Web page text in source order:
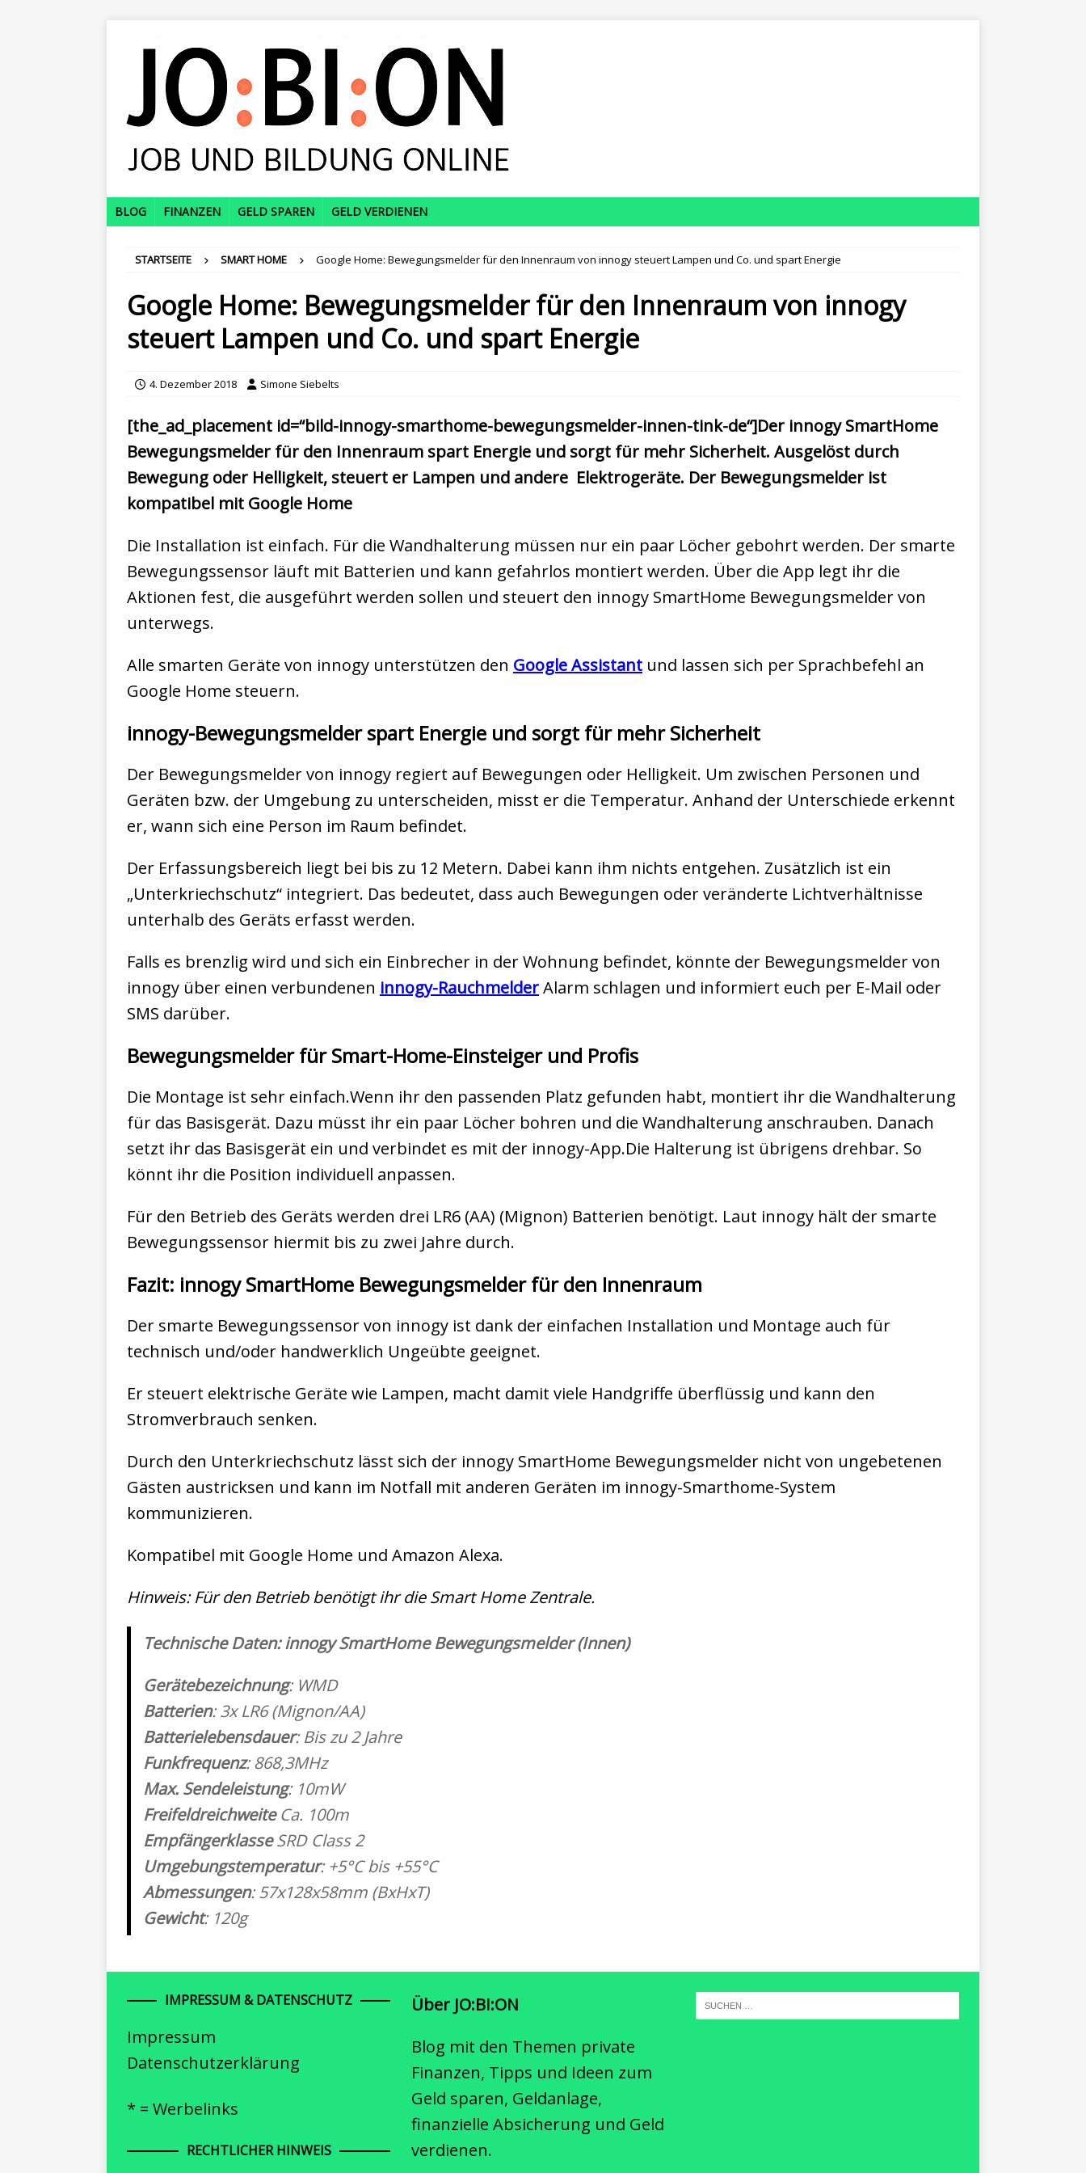
BLOG FINANZEN GELD SPAREN GELD VERDIENEN
STARTSEITE SMART HOME Google Home: Bewegungsmelder für den Innenraum von innogy steuert Lampen und Co. und spart Energie
Google Home: Bewegungsmelder für den Innenraum von innogy
steuert Lampen und Co. und spart Energie
4. Dezember 2018 Simone Siebelts
[the_ad_placement id=“bild-innogy-smarthome-bewegungsmelder-innen-tink-de“]Der innogy SmartHome
Bewegungsmelder für den Innenraum spart Energie und sorgt für mehr Sicherheit. Ausgelöst durch
Bewegung oder Helligkeit, steuert er Lampen und andere Elektrogeräte. Der Bewegungsmelder ist
kompatibel mit Google Home
Die Installation ist einfach. Für die Wandhalterung müssen nur ein paar Löcher gebohrt werden. Der smarte
Bewegungssensor läuft mit Batterien und kann gefahrlos montiert werden. Über die App legt ihr die
Aktionen fest, die ausgeführt werden sollen und steuert den innogy SmartHome Bewegungsmelder von
unterwegs.
Alle smarten Geräte von innogy unterstützen den Google Assistant und lassen sich per Sprachbefehl an
Google Home steuern.
innogy-Bewegungsmelder spart Energie und sorgt für mehr Sicherheit
Der Bewegungsmelder von innogy regiert auf Bewegungen oder Helligkeit. Um zwischen Personen und
Geräten bzw. der Umgebung zu unterscheiden, misst er die Temperatur. Anhand der Unterschiede erkennt
er, wann sich eine Person im Raum befindet.
Der Erfassungsbereich liegt bei bis zu 12 Metern. Dabei kann ihm nichts entgehen. Zusätzlich ist ein
„Unterkriechschutz“ integriert. Das bedeutet, dass auch Bewegungen oder veränderte Lichtverhältnisse
unterhalb des Geräts erfasst werden.
Falls es brenzlig wird und sich ein Einbrecher in der Wohnung befindet, könnte der Bewegungsmelder von
innogy über einen verbundenen innogy-RauchmelderAlarm schlagen und informiert euch per E-Mail oder
SMS darüber.
Bewegungsmelder für Smart-Home-Einsteiger und Profis
Die Montage ist sehr einfach.Wenn ihr den passenden Platz gefunden habt, montiert ihr die Wandhalterung
für das Basisgerät. Dazu müsst ihr ein paar Löcher bohren und die Wandhalterung anschrauben. Danach
setzt ihr das Basisgerät ein und verbindet es mit der innogy-App.Die Halterung ist übrigens drehbar. So
könnt ihr die Position individuell anpassen.
Für den Betrieb des Geräts werden drei LR6 (AA) (Mignon) Batterien benötigt. Laut innogy hält der smarte
Bewegungssensor hiermit bis zu zwei Jahre durch.
Fazit: innogy SmartHome Bewegungsmelder für den Innenraum
Der smarte Bewegungssensor von innogy ist dank der einfachen Installation und Montage auch für
technisch und/oder handwerklich Ungeübte geeignet.
Er steuert elektrische Geräte wie Lampen, macht damit viele Handgriffe überflüssig und kann den
Stromverbrauch senken.
Durch den Unterkriechschutz lässt sich der innogy SmartHome Bewegungsmelder nicht von ungebetenen
Gästen austricksen und kann im Notfall mit anderen Geräten im innogy-Smarthome-System
kommunizieren.
Kompatibel mit Google Home und Amazon Alexa.
Hinweis: Für den Betrieb benötigt ihr die Smart Home Zentrale.
Technische Daten: innogy SmartHome Bewegungsmelder (Innen)
Gerätebezeichnung: WMD
Batterien: 3x LR6 (Mignon/AA)
Batterielebensdauer: Bis zu 2 Jahre
Funkfrequenz: 868,3MHz
Max. Sendeleistung: 10mW
FreifeldreichweiteCa. 100m
EmpfängerklasseSRD Class 2
Umgebungstemperatur: +5°C bis +55°C
Abmessungen: 57x128x58mm (BxHxT)
Gewicht: 120g
IMPRESSUM & DATENSCHUTZ
Impressum
Datenschutzerklärung
* = Werbelinks
RECHTLICHER HINWEIS
Über JO:BI:ON
Blog mit den Themen private
Finanzen, Tipps und Ideen zum
Geld sparen, Geldanlage,
finanzielle Absicherung und Geld
verdienen.